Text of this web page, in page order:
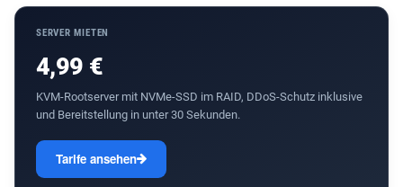
SERVER MIETEN
4,99 €
KVM-Rootserver mit NVMe-SSD im RAID, DDoS-Schutz inklusive
und Bereitstellung in unter 30 Sekunden.
Tarife ansehen